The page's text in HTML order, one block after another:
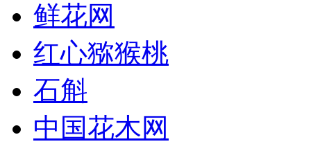
鲜花网
红心猕猴桃
石斛
中国花木网